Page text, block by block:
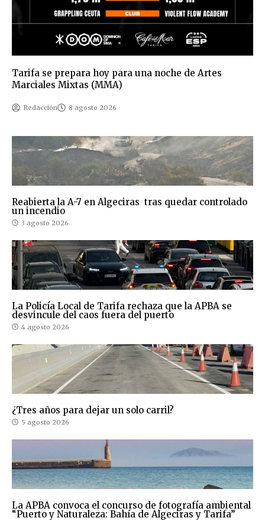
Tarifa se prepara hoy para una noche de Artes
Marciales Mixtas (MMA)
Redacción 8 agosto 2026
Reabierta la A-7 en Algeciras tras quedar controlado
un incendio
3 agosto 2026
La Policía Local de Tarifa rechaza que la APBA se
desvincule del caos fuera del puerto
4 agosto 2026
¿Tres años para dejar un solo carril?
5 agosto 2026
La APBA convoca el concurso de fotografía ambiental
“Puerto y Naturaleza: Bahía de Algeciras y Tarifa”